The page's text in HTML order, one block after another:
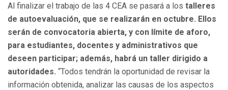
Al finalizar el trabajo de las 4 CEA se pasará a los talleres
de autoevaluación, que se realizarán en octubre. Ellos
serán de convocatoria abierta, y con límite de aforo,
para estudiantes, docentes y administrativos que
deseen participar; además, habrá un taller dirigido a
autoridades. “Todos tendrán la oportunidad de revisar la
información obtenida, analizar las causas de los aspectos